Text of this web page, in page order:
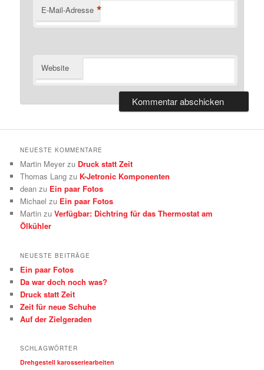
E-Mail-Adresse *
Website
NEUESTE KOMMENTARE
Martin Meyer zu Druck statt Zeit
Thomas Lang zu K-Jetronic Komponenten
dean zu Ein paar Fotos
Michael zu Ein paar Fotos
Martin zuVerfügbar: Dichtring für das Thermostat am
Ölkühler
NEUESTE BEITRÄGE
Ein paar Fotos
Da war doch noch was?
Druck statt Zeit
Zeit für neue Schuhe
Auf der Zielgeraden
SCHLAGWÖRTER
Drehgestell karosseriearbeiten